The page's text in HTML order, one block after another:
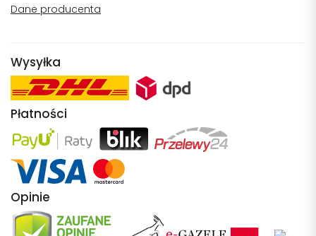
Dane producenta
Wysyłka
Płatności
Opinie